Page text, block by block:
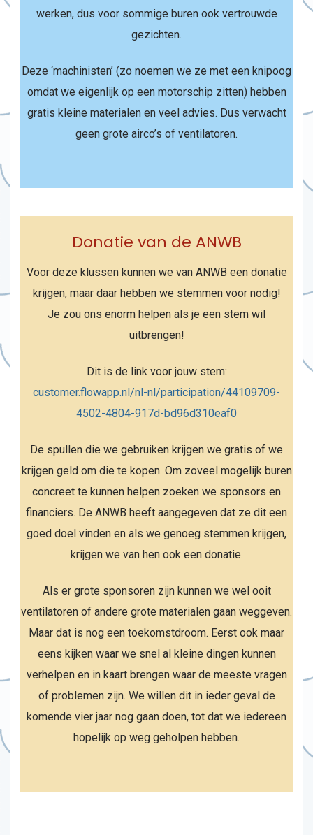
werken, dus voor sommige buren ook vertrouwde
gezichten.
Deze ‘machinisten’ (zo noemen we ze met een knipoog
omdat we eigenlijk op een motorschip zitten) hebben
gratis kleine materialen en veel advies. Dus verwacht
geen grote airco’s of ventilatoren.
Donatie van de ANWB
Voor deze klussen kunnen we van ANWB een donatie
krijgen, maar daar hebben we stemmen voor nodig!
Je zou ons enorm helpen als je een stem wil
uitbrengen!
Dit is de link voor jouw stem:
customer.flowapp.nl/nl-nl/participation/44109709-
4502-4804-917d-bd96d310eaf0
De spullen die we gebruiken krijgen we gratis of we
krijgen geld om die te kopen. Om zoveel mogelijk buren
concreet te kunnen helpen zoeken we sponsors en
financiers. De ANWB heeft aangegeven dat ze dit een
goed doel vinden en als we genoeg stemmen krijgen,
krijgen we van hen ook een donatie.
Als er grote sponsoren zijn kunnen we wel ooit
ventilatoren of andere grote materialen gaan weggeven.
Maar dat is nog een toekomstdroom. Eerst ook maar
eens kijken waar we snel al kleine dingen kunnen
verhelpen en in kaart brengen waar de meeste vragen
of problemen zijn. We willen dit in ieder geval de
komende vier jaar nog gaan doen, tot dat we iedereen
hopelijk op weg geholpen hebben.